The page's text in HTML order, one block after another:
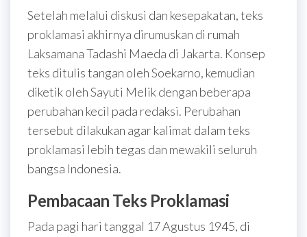
Setelah melalui diskusi dan kesepakatan, teks
proklamasi akhirnya dirumuskan di rumah
Laksamana Tadashi Maeda di Jakarta. Konsep
teks ditulis tangan oleh Soekarno, kemudian
diketik oleh Sayuti Melik dengan beberapa
perubahan kecil pada redaksi. Perubahan
tersebut dilakukan agar kalimat dalam teks
proklamasi lebih tegas dan mewakili seluruh
bangsa Indonesia.
Pembacaan Teks Proklamasi
Pada pagi hari tanggal 17 Agustus 1945, di